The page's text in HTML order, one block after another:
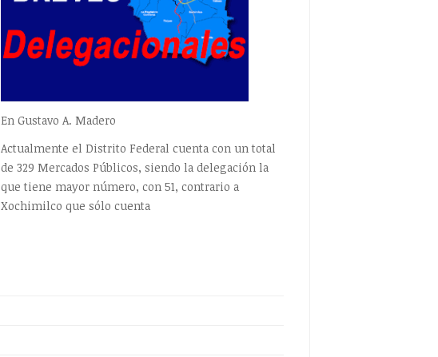
En Gustavo A. Madero
Actualmente el Distrito Federal cuenta con un total
de 329 Mercados Públicos, siendo la delegación la
que tiene mayor número, con 51, contrario a
Xochimilco que sólo cuenta